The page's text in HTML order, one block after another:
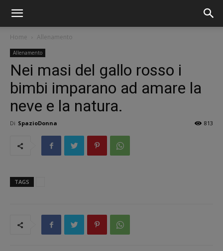
Home Allenamento
Allenamento
Nei masi del gallo rosso i
bimbi imparano ad amare la
neve e la natura.
Di SpazioDonna 813
TAGS